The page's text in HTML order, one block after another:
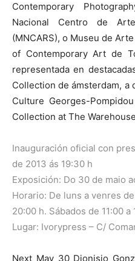
Contemporary
Nacional Centro de
(MNCARS), o Museu de
of Contemporary Art de
representada en
Collection de ámsterdam, a
Culture Georges-
Collection at The
Inauguración oficial con
de 2013 ás 19:30 h
Exposición: Do 30 de maio
Horario: De luns a venres
20:00 h. Sábados de 11:00 a
Lugar: Ivorypress – C/
Next May 30 Dionisio